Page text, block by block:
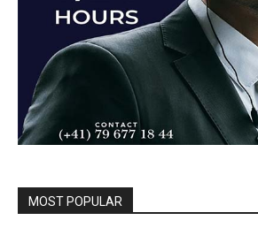
MOST POPULAR